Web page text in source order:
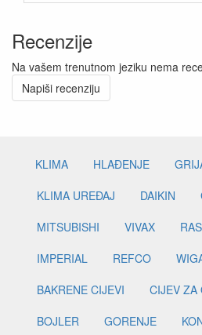
Recenzije
Na vašem trenutnom jeziku nema
Napiši recenziju
KLIMA HLAĐENJE
KLIMA UREĐAJ
DAIKIN
MITSUBISHI
VIVAX
IMPERIAL
REFCO
BAKRENE CIJEVI
CIJEV ZA
BOJLER
GORENJE